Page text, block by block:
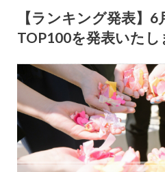
【ランキング発表】
TOP100を発表いたし